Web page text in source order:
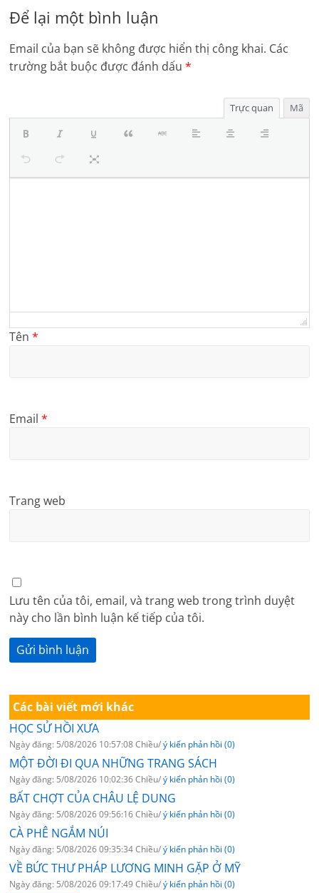
Để lại một bình luận
Email của bạn sẽ không được hiển thị công khai. Các
trường bắt buộc được đánh dấu*
Trực quan Mã
Tên*
Email*
Trang web
Lưu tên của tôi, email, và trang web trong trình duyệt
này cho lần bình luận kế tiếp của tôi.
Các bài viết mới khác
HỌC SỬ HỒI XƯA
Ngày đăng: 5/08/2026 10:57:08 Chiều/ý kiến phản hồi (0)
MỘT ĐỜI ĐI QUA NHỮNG TRANG SÁCH
Ngày đăng: 5/08/2026 10:02:36 Chiều/ý kiến phản hồi (0)
BẤT CHỢT CỦA CHÂU LỆ DUNG
Ngày đăng: 5/08/2026 09:56:16 Chiều/ý kiến phản hồi (0)
CÀ PHÊ NGẮM NÚI
Ngày đăng: 5/08/2026 09:35:34 Chiều/ý kiến phản hồi (0)
VỀ BỨC THƯ PHÁP LƯƠNG MINH GẶP Ở MỸ
Ngày đăng: 5/08/2026 09:17:49 Chiều/ý kiến phản hồi (0)